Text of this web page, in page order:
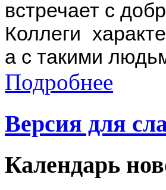
встречает с
Коллеги
а с такими
Подробнее
Версия для
Календарь